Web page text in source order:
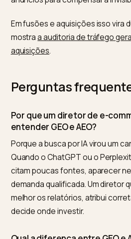
LLM no Shopify
, e para
entra, leiachatbot versus
O erro mais
O erro recorrente é tratar
de produto limpos,
e metas claras, e o trabalho
liderança resolve isso na
entende a conta, a empresa
mede o resultado, em vez de
anúncios para compensar a
Em fusões e aquisições isso
mostraa auditoria de tráfego